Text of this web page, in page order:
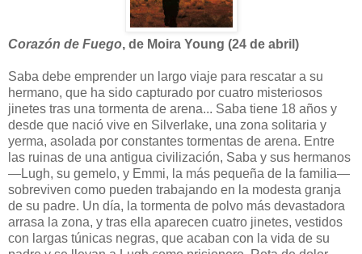
Corazón de Fuego, de Moira Young (24 de abril)
Saba debe emprender un largo viaje para rescatar a su
hermano, que ha sido capturado por cuatro misteriosos
jinetes tras una tormenta de arena... Saba tiene 18 años y
desde que nació vive en Silverlake, una zona solitaria y
yerma, asolada por constantes tormentas de arena. Entre
las ruinas de una antigua civilización, Saba y sus hermanos
—Lugh, su gemelo, y Emmi, la más pequeña de la familia—
sobreviven como pueden trabajando en la modesta granja
de su padre. Un día, la tormenta de polvo más devastadora
arrasa la zona, y tras ella aparecen cuatro jinetes, vestidos
con largas túnicas negras, que acaban con la vida de su